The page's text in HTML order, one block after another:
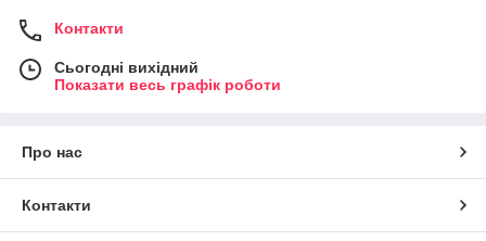
Контакти
Сьогодні вихідний
Показати весь графік роботи
Про нас
Контакти